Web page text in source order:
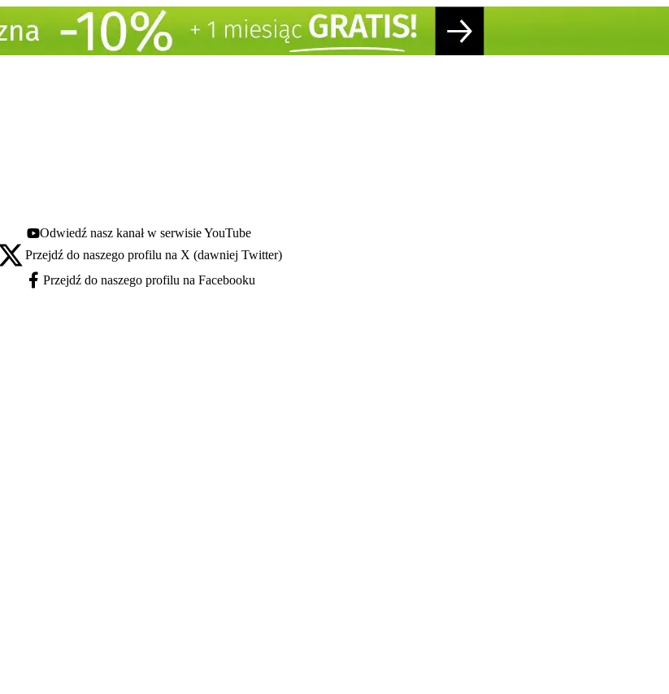
Youtube - otwiera się w nowej karcie
Odwiedź nasz kanał w serwisie YouTube
X - otwiera się w nowej karcie
Przejdź do naszego profilu na X (dawniej Twitter)
Facebook - otwiera się w nowej karcie
Przejdź do naszego profilu na Facebooku